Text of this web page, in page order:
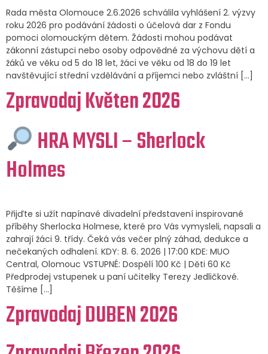
Rada města Olomouce 2.6.2026 schválila vyhlášení 2. výzvy
roku 2026 pro podávání žádosti o účelová dar z Fondu
pomoci olomouckým dětem. Žádosti mohou podávat
zákonní zástupci nebo osoby odpovědné za výchovu dětí a
žáků ve věku od 5 do 18 let, žáci ve věku od 18 do 19 let
navštěvující střední vzdělávání a příjemci nebo zvláštní […]
Zpravodaj Květen 2026
HRA MYSLI – Sherlock
Holmes
Přijďte si užít napínavé divadelní představení inspirované
příběhy Sherlocka Holmese, které pro Vás vymysleli, napsali a
zahrají žáci 9. třídy. Čeká vás večer plný záhad, dedukce a
nečekaných odhalení. KDY: 8. 6. 2026 | 17:00 KDE: MUO
Central, Olomouc VSTUPNÉ: Dospělí 100 Kč | Děti 60 Kč
Předprodej vstupenek u paní učitelky Terezy Jedličkové.
Těšíme […]
Zpravodaj DUBEN 2026